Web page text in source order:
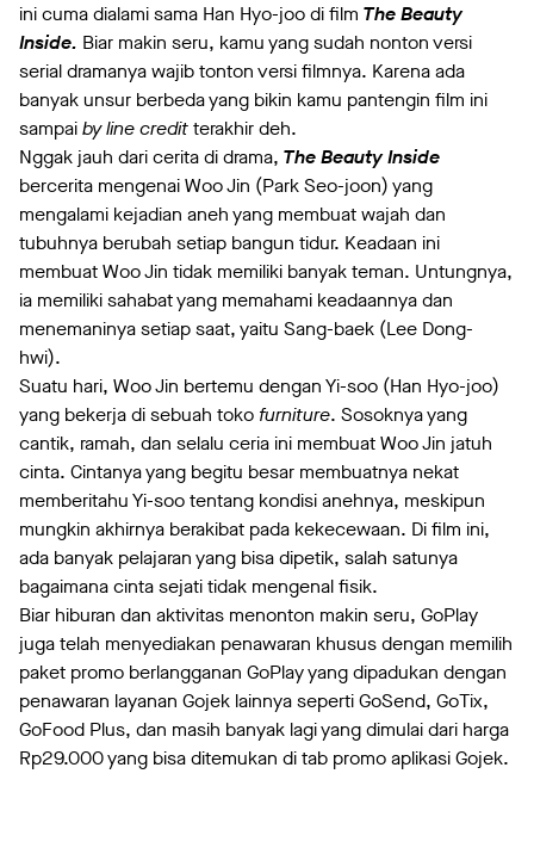
ini cuma dialami sama Han Hyo-joo di film The Beauty
Inside. Biar makin seru, kamu yang sudah nonton versi
serial dramanya wajib tonton versi filmnya. Karena ada
banyak unsur berbeda yang bikin kamu pantengin film ini
sampaiby line creditterakhir deh.
Nggak jauh dari cerita di drama, The Beauty Inside
bercerita mengenai Woo Jin (Park Seo-joon) yang
mengalami kejadian aneh yang membuat wajah dan
tubuhnya berubah setiap bangun tidur. Keadaan ini
membuat Woo Jin tidak memiliki banyak teman. Untungnya,
ia memiliki sahabat yang memahami keadaannya dan
menemaninya setiap saat, yaitu Sang-baek (Lee Dong-
hwi).
Suatu hari, Woo Jin bertemu dengan Yi-soo (Han Hyo-joo)
yang bekerja di sebuah toko furniture. Sosoknya yang
cantik, ramah, dan selalu ceria ini membuat Woo Jin jatuh
cinta. Cintanya yang begitu besar membuatnya nekat
memberitahu Yi-soo tentang kondisi anehnya, meskipun
mungkin akhirnya berakibat pada kekecewaan. Di film ini,
ada banyak pelajaran yang bisa dipetik, salah satunya
bagaimana cinta sejati tidak mengenal fisik.
Biar hiburan dan aktivitas menonton makin seru, GoPlay
juga telah menyediakan penawaran khusus dengan memilih
paket promo berlangganan GoPlay yang dipadukan dengan
penawaran layanan Gojek lainnya seperti GoSend, GoTix,
GoFood Plus, dan masih banyak lagi yang dimulai dari harga
Rp29.000 yang bisa ditemukan di tab promo aplikasi Gojek.